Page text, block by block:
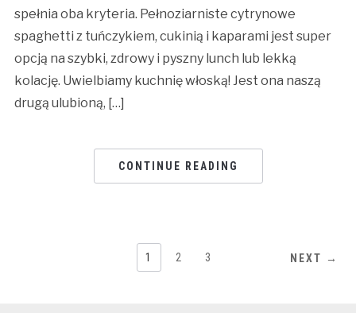
spełnia oba kryteria. Pełnoziarniste cytrynowe
spaghetti z tuńczykiem, cukinią i kaparami jest super
opcją na szybki, zdrowy i pyszny lunch lub lekką
kolację. Uwielbiamy kuchnię włoską! Jest ona naszą
drugą ulubioną, […]
CONTINUE READING
1 2 3 NEXT →